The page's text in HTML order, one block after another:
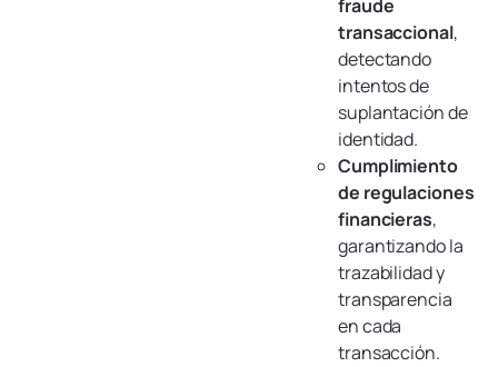
fraude
transaccional,
detectando
intentos de
suplantación de
identidad.
Cumplimiento
de regulaciones
financieras,
garantizando la
trazabilidad y
transparencia
en cada
transacción.